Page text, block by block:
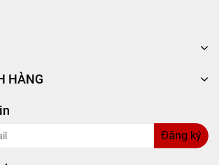
cho bề mặt sơn xe khô ráo
đều tay lên xe theo kiểu hình tròn
quả tốt,
nên sử dụng kèm với máy
chuyên dụng.
quản:
tiếp.
HÀNG
Đăng ký